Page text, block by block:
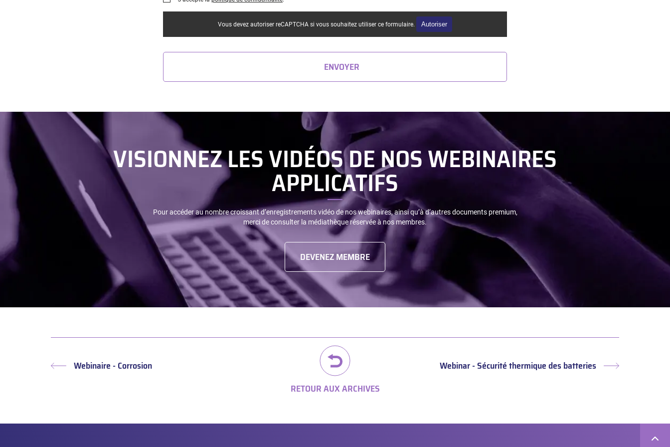
Vous devez autoriser reCAPTCHA si vous souhaitez utiliser ce formulaire. Autoriser
ENVOYER
VISIONNEZ LES VIDÉOS DE NOS WEBINAIRES
APPLICATIFS
Pour accéder au nombre croissant d’enregistrements vidéo de nos webinaires, ainsi qu’à d’autres documents premium,
merci de consulter la médiathèque réservée à nos membres.
DEVENEZ MEMBRE
Article Webinaire - Corrosion
Article
Webinar - Sécurité thermique des batteries
RETOUR AUX ARCHIVES